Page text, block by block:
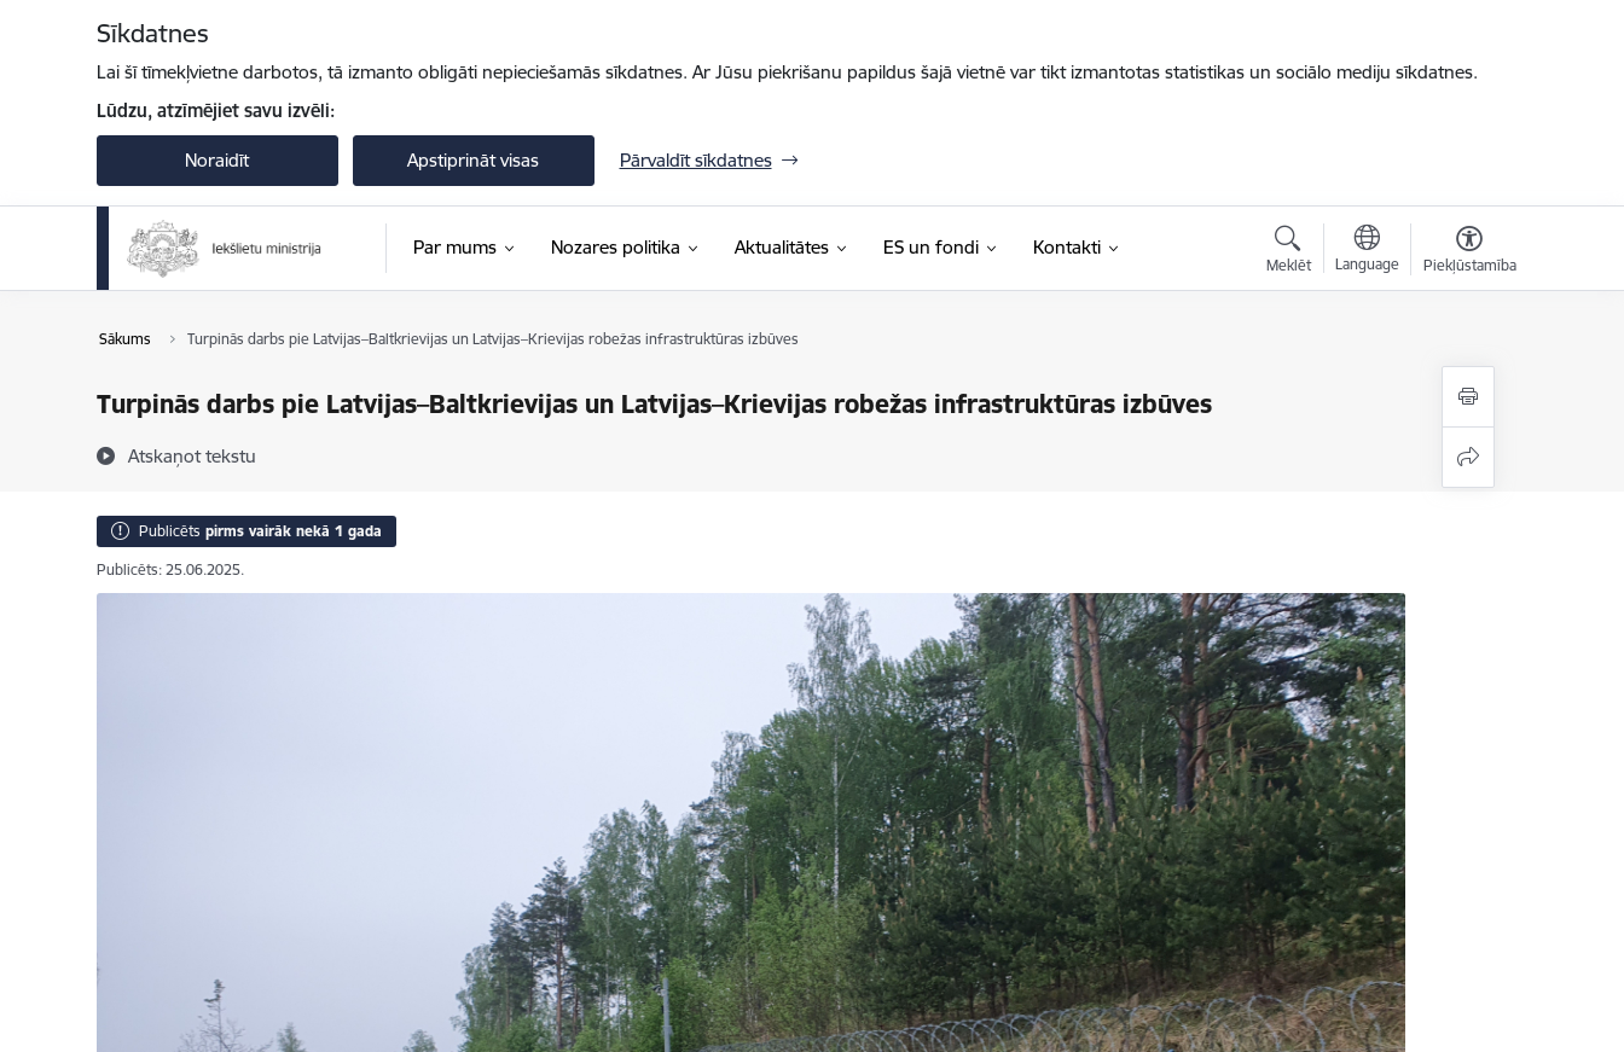
Sīkdatnes
Lai šī tīmekļvietne darbotos, tā izmanto obligāti nepieciešamās sīkdatnes. Ar Jūsu piekrišanu papildus šajā vietnē var tikt izmantotas statistikas un sociālo mediju sīkdatnes.
Lūdzu, atzīmējiet savu izvēli:
Noraidīt Apstiprināt visas Pārvaldīt sīkdatnes
Par mums Nozares politika Aktualitātes ES un fondi Kontakti
Meklēt Language Piekļūstamība
Sākums Turpinās darbs pie Latvijas–Baltkrievijas un Latvijas–Krievijas robežas infrastruktūras izbūves
Turpinās darbs pie Latvijas–Baltkrievijas un Latvijas–Krievijas robežas infrastruktūras izbūves
Atskaņot tekstu
Publicēts pirms vairāk nekā 1 gada
Publicēts: 25.06.2025.